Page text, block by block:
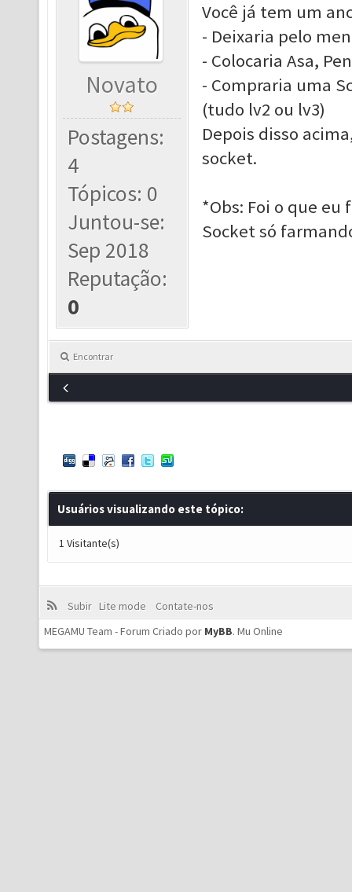
Novato
Postagens:
4
Tópicos: 0
Juntou-se:
Sep 2018
Reputação:
0
Você já tem um
- Deixaria pelo
- Colocaria Asa,
- Compraria uma
(tudo lv2 ou lv3)
Depois disso
socket.
*Obs: Foi o que eu
Socket só
Encontrar
Usuários visualizando este tópico:
1 Visitante(s)
Subir Lite mode
Contate-nos
MEGAMU Team - Forum Criado por MyBB. Mu Online